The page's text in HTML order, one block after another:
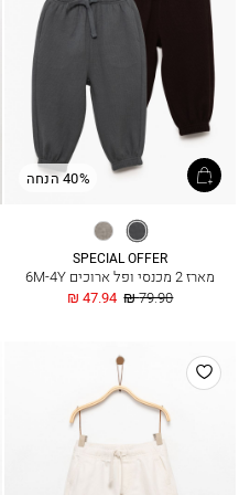
40% הנחה
טורקיז
מעושן
מלנז’
אפור
SPECIAL OFFER
מארז 2 מכנסי ופל ארוכים 6M-4Y
החל
47.94 ₪ מחיר
79.90 ₪
הוסף
למועדפים